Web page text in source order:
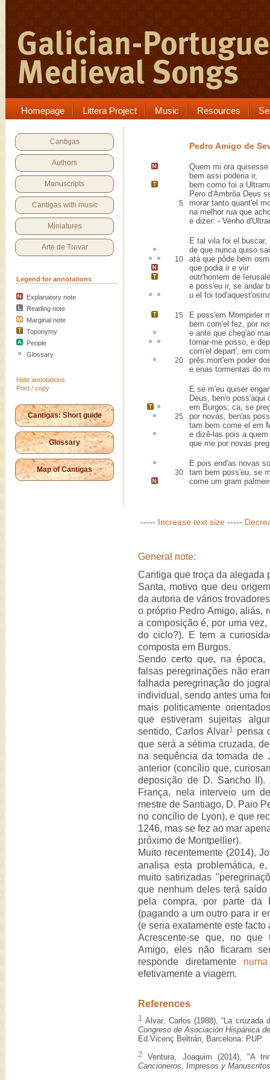
Homepage Littera Project Music Resources
Cantigas
Authors
Manuscripts
Cantigas with music
Miniatures
Arte de Trovar
Legend for annotations
Explanatory note
Reading note
Marginal note
Toponymy
People
Glossary
Hide annotations
Print / copy
Cantigas: Short guide
Glossary
Map of Cantigas
Pedro Amigo de
Quem mi ora quisesse
bem assi poderia ir,
bem como foi a
Pero d'Ambrõa Deus
5
morar tanto quant'el
na melhor rua que
e dizer: - Venho
E tal vila foi el buscar,
de que nunca quiso
10 atáque pôde bem
que podia ir e viir
outr'homem de
e poss'eu ir, se andar
u el foi tod'aquest
15 E poss'em Mompirler
bem com'el fez, por
e ante que cheg'ao
tornar-me posso, e
com'el depart', em
20 prês mort'em poder
e enas tormentas do
E se m'eu quiser
Deus, ben'o poss'aqui
em Burgos; ca, se
25
por novas, ben'as
tam bem come el em
e dizê-las pois a quem
que me por novas
E pois end'as novas
30
tam bem poss'eu, se
come um gram
----- Increase text size -----
General note:
Cantiga que troça da alegada
Santa, motivo que deu
da autoria de vários
o próprio Pedro Amigo, aliás,
a composição é, por uma
do ciclo?). E tem a
composta em Burgos.
Sendo certo que, na
falsas peregrinações não
falhada peregrinação do
individual, sendo antes uma
mais politicamente
que estiveram sujeitas
sentido, Carlos Alvar1
pensa
que será a sétima cruzada,
na sequência da tomada de
anterior (concílio que,
deposição de D. Sancho
França, nela interveio um
mestre de Santiago, D. Paio
no concílio de Lyon), e que
1246, mas se fez ao mar
próximo de Montpellier).
Muito recentemente (2014),
analisa esta problemática,
muito satirizadas
que nenhum deles terá
pela compra, por parte da
(pagando a um outro para ir
(e seria exatamente este
Acrescente-se que, no
Amigo, eles não ficaram
responde diretamente
efetivamente a viagem.
References
1 Alvar, Carlos (1988), “La cruzada
Congreso de Asociación Hispánica
Ed.Vicenç Beltrán, Barcelona: PUP.
2 Ventura, Joaquim (2014), "A
Cancioneros, Impresos y Manuscritos